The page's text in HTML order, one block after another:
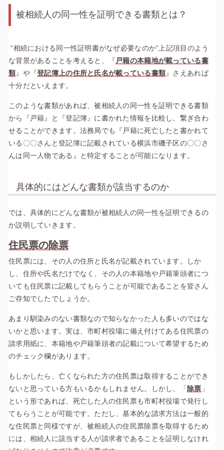
被相続人の同一性を証明できる書類とは？
“相続における同一性証明書がなぜ必要なのか”上記項目のよう
な背景があることを考えると、『 戸籍の本籍地が載っている書
類』や『登記簿上の住所と氏名が載っている書類』さえあれば
十分だといえます。
このような書類があれば、被相続人の同一性を証明できる書類
から『戸籍』と『登記簿』に書かれた情報を比較し、繋ぎ合わ
せることができます。法務局でも『戸籍に死亡したと書かれて
いる〇〇さんと登記簿に記載されている横浜市磯子区の〇〇さ
んは同一人物である』と特定することが可能になります。
具体的にはどんな書類が該当するのか
では、具体的にどんな書類が被相続人の同一性を証明できるの
か説明していきます。
住民票の除票
住民票には、その人の住所と氏名が記載されています。しか
し、住所や氏名だけでなく、その人の本籍地や戸籍筆頭者につ
いても住民票に記載してもらうことが可能であることを皆さん
ご存知でしたでしょうか。
あまり馴染みのない書類なので知らなかった人も多いのではな
いかと思います。実は、市町村役場に備え付けてある住民票の
請求用紙に、本籍地や戸籍筆頭者の記載について希望するため
のチェック欄があります。
もしかしたら、亡くなられた方の住民票は取得することができ
ないと思っている方もいるかもしれません。しかし、「 除票 」
という形であれば、死亡した人の住民票も市町村役場で発行し
てもらうことが可能です。ただし、基本的な請求方法は一般的
な住民票と同様ですが、被相続人の住民票除票を取得するため
には、相続人に該当する人が請求者であることを証明しなけれ